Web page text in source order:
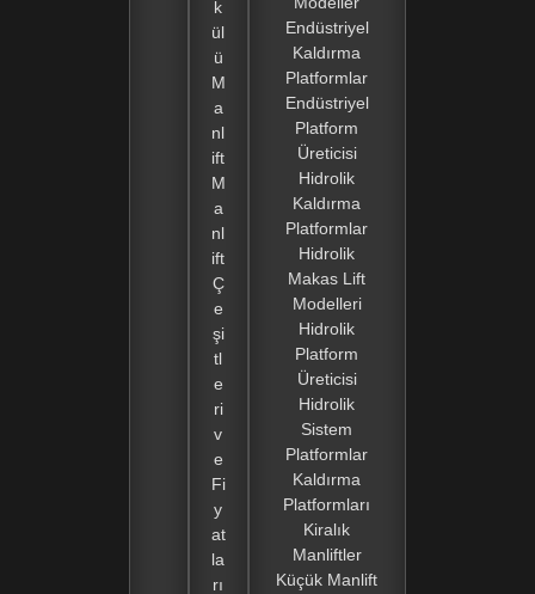
k
ül
ü
M
a
nl
ift
M
a
nl
ift
Ç
e
şi
tl
e
ri
v
e
Fi
y
at
la
rı
Endüstriyel
Kaldırma
Platformlar
Endüstriyel
Platform
Üreticisi
Hidrolik
Kaldırma
Platformlar
Hidrolik
Makas Lift
Modelleri
Hidrolik
Platform
Üreticisi
Hidrolik
Sistem
Platformlar
Kaldırma
Platformları
Kiralık
Manliftler
Küçük Manlift